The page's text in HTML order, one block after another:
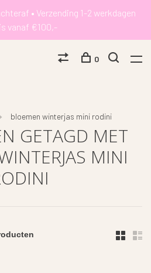
• Verzending 1-2 werkdagen
vanaf €100,-
0
bloemen winterjas mini rodini
GETAGD MET
MINI